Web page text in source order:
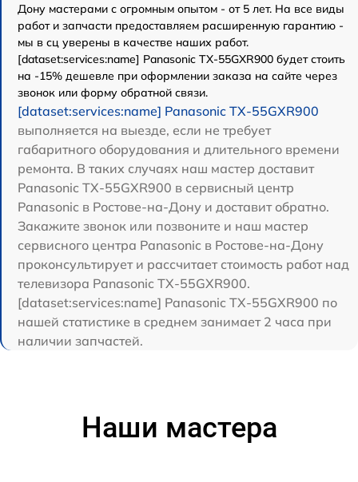
Дону мастерами с огромным опытом - от 5 лет. На все виды
работ и запчасти предоставляем расширенную гарантию -
мы в сц уверены в качестве наших работ.
[dataset:services:name] Panasonic TX-55GXR900 будет стоить
на -15% дешевле при оформлении заказа на сайте через
звонок или форму обратной связи.
[dataset:services:name] Panasonic TX-55GXR900
выполняется на выезде, если не требует
габаритного оборудования и длительного времени
ремонта. В таких случаях наш мастер доставит
Panasonic TX-55GXR900 в сервисный центр
Panasonic в Ростове-на-Дону и доставит обратно.
Закажите звонок или позвоните и наш мастер
сервисного центра Panasonic в Ростове-на-Дону
проконсультирует и рассчитает стоимость работ над
телевизора Panasonic TX-55GXR900.
[dataset:services:name] Panasonic TX-55GXR900 по
нашей статистике в среднем занимает 2 часа при
наличии запчастей.
Наши мастера